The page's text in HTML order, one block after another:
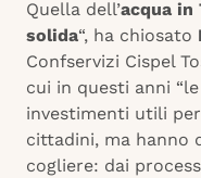
Quella dell’acqua in
solida“, ha chiosato
Confservizi Cispel
cui in questi anni
investimenti utili
cittadini, ma hanno
cogliere: dai